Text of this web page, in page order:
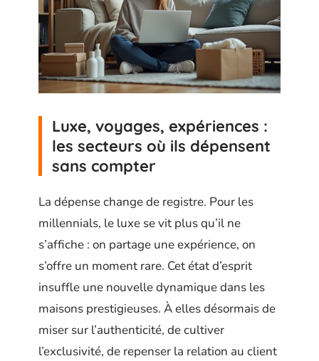
Luxe, voyages, expériences :
les secteurs où ils dépensent
sans compter
La dépense change de registre. Pour les
millennials, le luxe se vit plus qu’il ne
s’affiche : on partage une expérience, on
s’offre un moment rare. Cet état d’esprit
insuffle une nouvelle dynamique dans les
maisons prestigieuses. À elles désormais de
miser sur l’authenticité, de cultiver
l’exclusivité, de repenser la relation au client